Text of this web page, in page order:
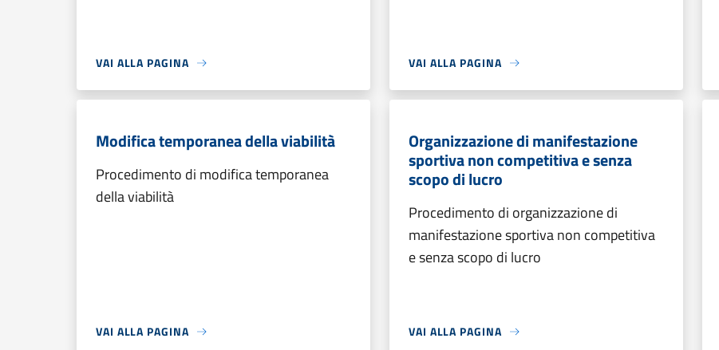
VAI ALLA PAGINA VAI ALLA PAGINA
Modifica temporanea della viabilità
Procedimento di modifica temporanea
della viabilità
VAI ALLA PAGINA
Organizzazione di manifestazione
sportiva non competitiva e senza
scopo di lucro
Procedimento di organizzazione di
manifestazione sportiva non competitiva
e senza scopo di lucro
VAI ALLA PAGINA